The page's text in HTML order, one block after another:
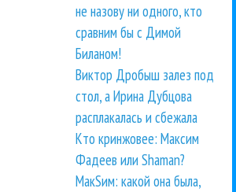
не назову ни одного, кто
сравним бы с Димой
Биланом!
Виктор Дробыш залез под
стол, а Ирина Дубцова
расплакалась и сбежала
Кто кринжовее: Максим
Фадеев или Shaman?
МакSим: какой она была,